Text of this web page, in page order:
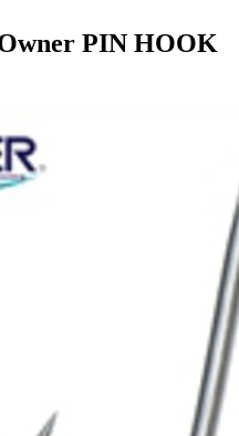
PIN HOOK